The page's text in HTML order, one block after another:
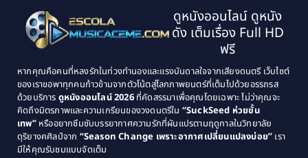
(134)
Classic หนังคลาสสิก(21)
Classic หนังคลาสสิก(25)
Comedy ตลก(46)
Comedy ตลก(515)
1995
1994
1993
1992
1989
1988
1987
1986
1985
1984
1983
1982
ดูหนังออนไลน์ ดูหนัง
ดัง เต็มเรื่อง Full HD
ฟรี
หากคุณคือคนที่หลงรักในท่วงทำนองและแรงบันดาลใจจากเสียงดนตรี เว็บไซต์
ของเราขอพาทุกคนก้าวข้ามจากตัวโน้ตสู่โลกภาพยนตร์ที่เต็มไปด้วยอรรถรส
ด้วยบริการ ดูหนังออนไลน์ 2026ที่คัดสรรมาเพื่อคุณโดยเฉพาะ ไม่ว่าคุณจะ
คิดถึงมิตรภาพและความเกรียนของวงดนตรีใน “SuckSeed ห่วยขั้น
เทพ”หรืออยากซึมซับบรรยากาศความรักที่ผันแปรตามฤดูกาลในวิทยาลัย
ดุริยางคศิลป์จาก “Season Change เพราะอากาศเปลี่ยนแปลงบ่อย” เรา
มีให้คุณรับชมแบบจัดเต็ม